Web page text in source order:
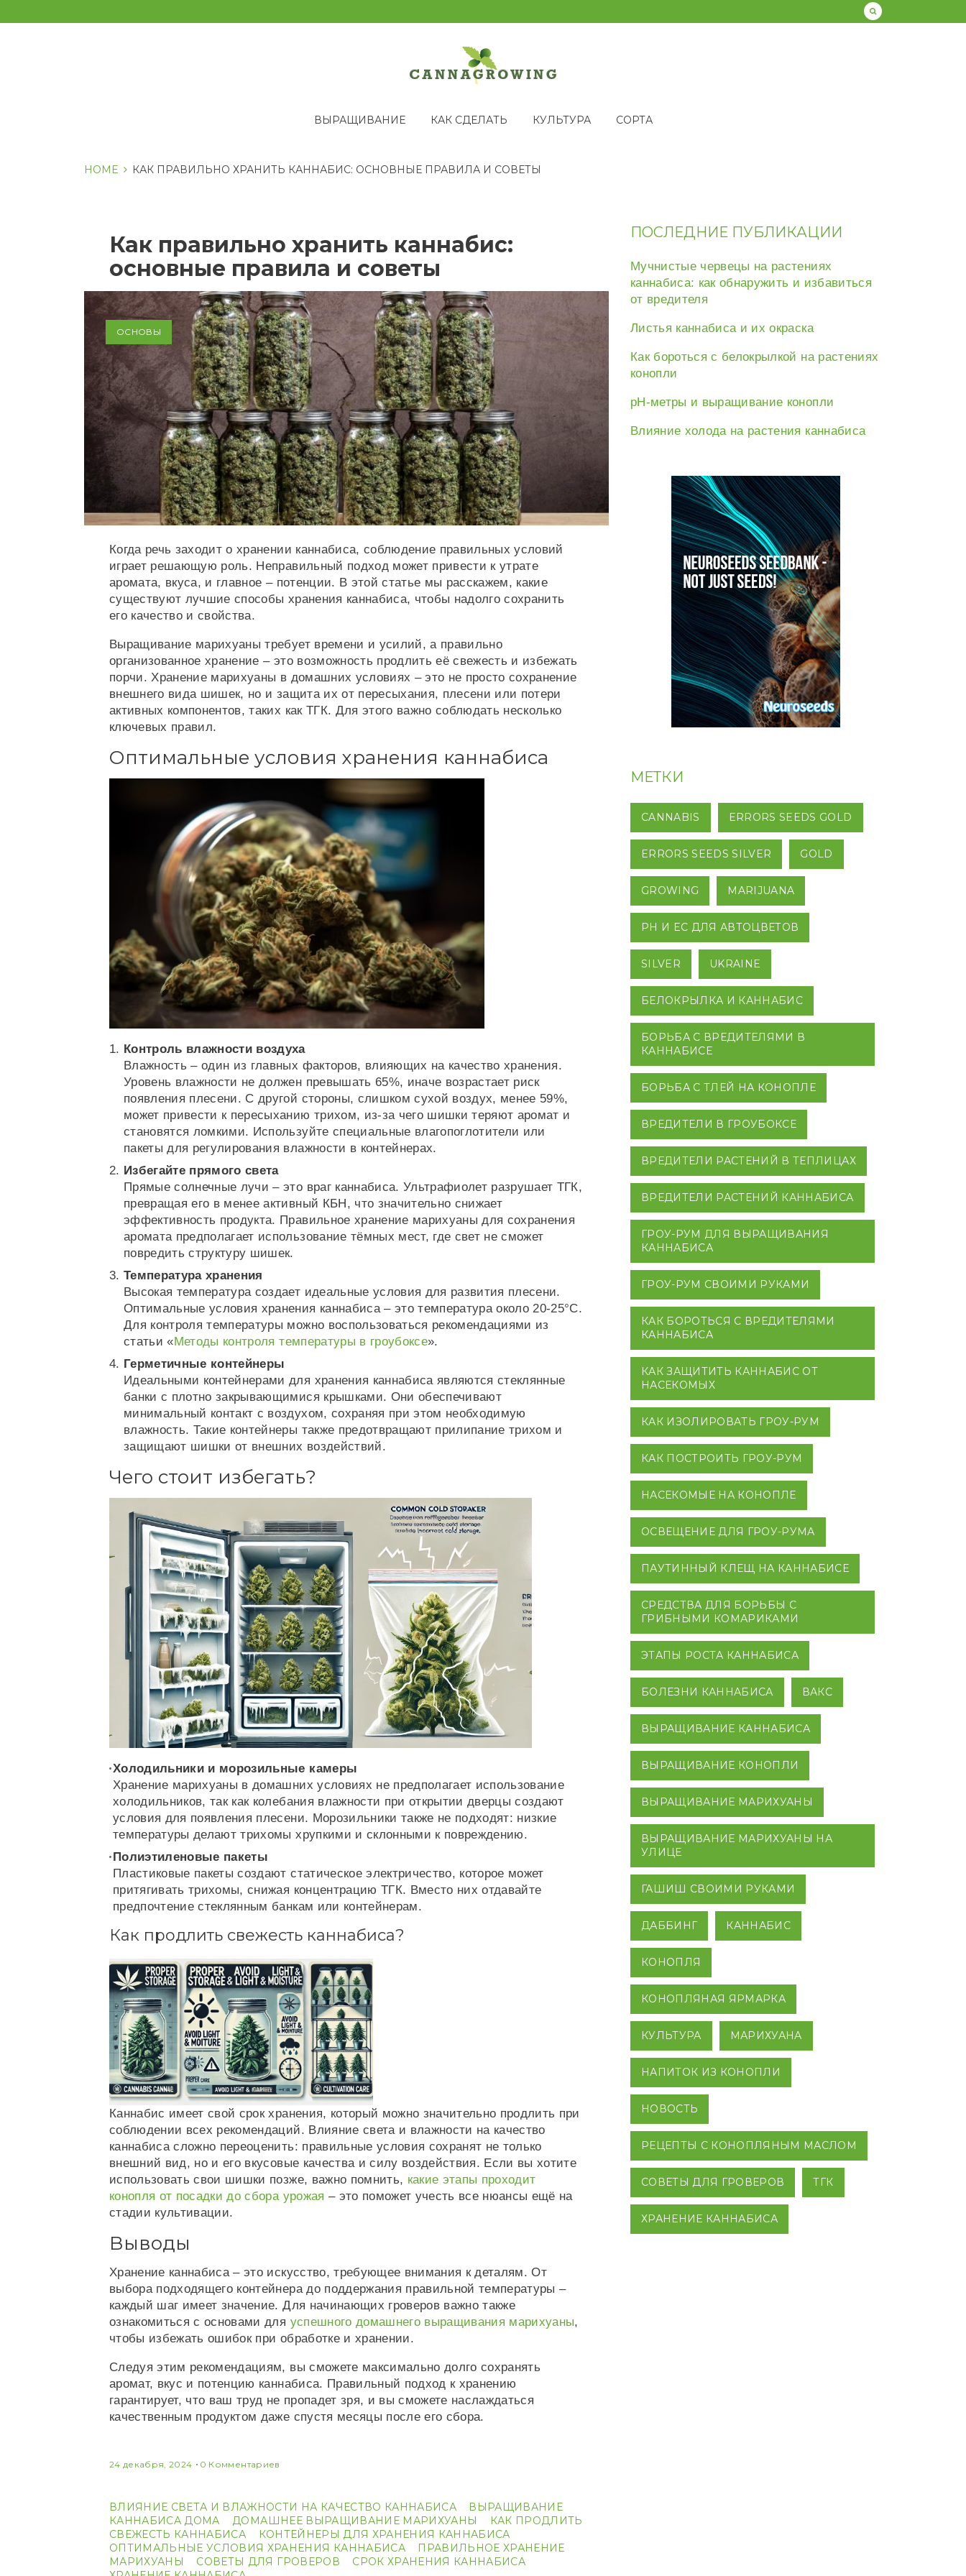
к
ВЫРАЩИВАНИЕ КАК СДЕЛАТЬ КУЛЬТУРА СОРТА
HOME КАК ПРАВИЛЬНО ХРАНИТЬ КАННАБИС: ОСНОВНЫЕ ПРАВИЛА И СОВЕТЫ
Как правильно хранить каннабис:
основные правила и советы
ОСНОВЫ
Когда речь заходит о хранении каннабиса, соблюдение правильных условий
играет решающую роль. Неправильный подход может привести к утрате
аромата, вкуса, и главное – потенции. В этой статье мы расскажем, какие
существуют лучшие способы хранения каннабиса, чтобы надолго сохранить
его качество и свойства.
Выращивание марихуаны требует времени и усилий, а правильно
организованное хранение – это возможность продлить её свежесть и избежать
порчи. Хранение марихуаны в домашних условиях – это не просто сохранение
внешнего вида шишек, но и защита их от пересыхания, плесени или потери
активных компонентов, таких как ТГК. Для этого важно соблюдать несколько
ключевых правил.
Оптимальные условия хранения каннабиса
Контроль влажности воздуха
Влажность – один из главных факторов, влияющих на качество хранения.
Уровень влажности не должен превышать 65%, иначе возрастает риск
появления плесени. С другой стороны, слишком сухой воздух, менее 59%,
может привести к пересыханию трихом, из-за чего шишки теряют аромат и
становятся ломкими. Используйте специальные влагопоглотители или
пакеты для регулирования влажности в контейнерах.
Избегайте прямого света
Прямые солнечные лучи – это враг каннабиса. Ультрафиолет разрушает ТГК,
превращая его в менее активный КБН, что значительно снижает
эффективность продукта. Правильное хранение марихуаны для сохранения
аромата предполагает использование тёмных мест, где свет не сможет
повредить структуру шишек.
Температура хранения
Высокая температура создает идеальные условия для развития плесени.
Оптимальные условия хранения каннабиса – это температура около 20-25°C.
Для контроля температуры можно воспользоваться рекомендациями из
статьи «Методы контроля температуры в гроубоксе».
Герметичные контейнеры
Идеальными контейнерами для хранения каннабиса являются стеклянные
банки с плотно закрывающимися крышками. Они обеспечивают
минимальный контакт с воздухом, сохраняя при этом необходимую
влажность. Такие контейнеры также предотвращают прилипание трихом и
защищают шишки от внешних воздействий.
Чего стоит избегать?
Холодильники и морозильные камеры
Хранение марихуаны в домашних условиях не предполагает использование
холодильников, так как колебания влажности при открытии дверцы создают
условия для появления плесени. Морозильники также не подходят: низкие
температуры делают трихомы хрупкими и склонными к повреждению.
Полиэтиленовые пакеты
Пластиковые пакеты создают статическое электричество, которое может
притягивать трихомы, снижая концентрацию ТГК. Вместо них отдавайте
предпочтение стеклянным банкам или контейнерам.
Как продлить свежесть каннабиса?
Каннабис имеет свой срок хранения, который можно значительно продлить при
соблюдении всех рекомендаций. Влияние света и влажности на качество
каннабиса сложно переоценить: правильные условия сохранят не только
внешний вид, но и его вкусовые качества и силу воздействия. Если вы хотите
использовать свои шишки позже, важно помнить, какие этапы проходит
конопля от посадки до сбора урожая – это поможет учесть все нюансы ещё на
стадии культивации.
Выводы
Хранение каннабиса – это искусство, требующее внимания к деталям. От
выбора подходящего контейнера до поддержания правильной температуры –
каждый шаг имеет значение. Для начинающих гроверов важно также
ознакомиться с основами для успешного домашнего выращивания марихуаны,
чтобы избежать ошибок при обработке и хранении.
Следуя этим рекомендациям, вы сможете максимально долго сохранять
аромат, вкус и потенцию каннабиса. Правильный подход к хранению
гарантирует, что ваш труд не пропадет зря, и вы сможете наслаждаться
качественным продуктом даже спустя месяцы после его сбора.
24 декабря, 2024 0 Комментариев
ВЛИЯНИЕ СВЕТА И ВЛАЖНОСТИ НА КАЧЕСТВО КАННАБИСА
ВЫРАЩИВАНИЕ
КАННАБИСА ДОМА
ДОМАШНЕЕ ВЫРАЩИВАНИЕ МАРИХУАНЫ
КАК ПРОДЛИТЬ
СВЕЖЕСТЬ КАННАБИСА
КОНТЕЙНЕРЫ ДЛЯ ХРАНЕНИЯ КАННАБИСА
ОПТИМАЛЬНЫЕ УСЛОВИЯ ХРАНЕНИЯ КАННАБИСА
ПРАВИЛЬНОЕ ХРАНЕНИЕ
МАРИХУАНЫ
СОВЕТЫ ДЛЯ ГРОВЕРОВ
СРОК ХРАНЕНИЯ КАННАБИСА
ПОСЛЕДНИЕ ПУБЛИКАЦИИ
Мучнистые червецы на растениях
каннабиса: как обнаружить и избавиться
от вредителя
Листья каннабиса и их окраска
Как бороться с белокрылкой на растениях
конопли
рН-метры и выращивание конопли
Влияние холода на растения каннабиса
МЕТКИ
CANNABIS ERRORS SEEDS GOLD
ERRORS SEEDS SILVER GOLD
GROWING MARIJUANA
PH И EC ДЛЯ АВТОЦВЕТОВ
SILVER UKRAINE
БЕЛОКРЫЛКА И КАННАБИС
БОРЬБА С ВРЕДИТЕЛЯМИ В
КАННАБИСЕ
БОРЬБА С ТЛЕЙ НА КОНОПЛЕ
ВРЕДИТЕЛИ В ГРОУБОКСЕ
ВРЕДИТЕЛИ РАСТЕНИЙ В ТЕПЛИЦАХ
ВРЕДИТЕЛИ РАСТЕНИЙ КАННАБИСА
ГРОУ-РУМ ДЛЯ ВЫРАЩИВАНИЯ
КАННАБИСА
ГРОУ-РУМ СВОИМИ РУКАМИ
КАК БОРОТЬСЯ С ВРЕДИТЕЛЯМИ
КАННАБИСА
КАК ЗАЩИТИТЬ КАННАБИС ОТ
НАСЕКОМЫХ
КАК ИЗОЛИРОВАТЬ ГРОУ-РУМ
КАК ПОСТРОИТЬ ГРОУ-РУМ
НАСЕКОМЫЕ НА КОНОПЛЕ
ОСВЕЩЕНИЕ ДЛЯ ГРОУ-РУМА
ПАУТИННЫЙ КЛЕЩ НА КАННАБИСЕ
СРЕДСТВА ДЛЯ БОРЬБЫ С
ГРИБНЫМИ КОМАРИКАМИ
ЭТАПЫ РОСТА КАННАБИСА
БОЛЕЗНИ КАННАБИСА ВАКС
ВЫРАЩИВАНИЕ КАННАБИСА
ВЫРАЩИВАНИЕ КОНОПЛИ
ВЫРАЩИВАНИЕ МАРИХУАНЫ
ВЫРАЩИВАНИЕ МАРИХУАНЫ НА
УЛИЦЕ
ГАШИШ СВОИМИ РУКАМИ
ДАББИНГ КАННАБИС
КОНОПЛЯ
КОНОПЛЯНАЯ ЯРМАРКА
КУЛЬТУРА МАРИХУАНА
НАПИТОК ИЗ КОНОПЛИ
НОВОСТЬ
РЕЦЕПТЫ С КОНОПЛЯНЫМ МАСЛОМ
СОВЕТЫ ДЛЯ ГРОВЕРОВ ТГК
ХРАНЕНИЕ КАННАБИСА